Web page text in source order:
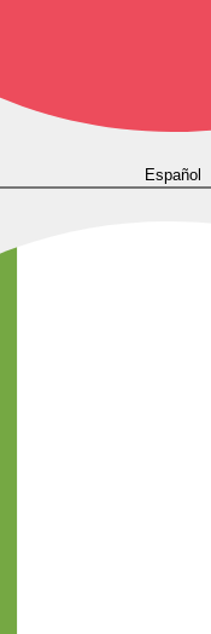
Español